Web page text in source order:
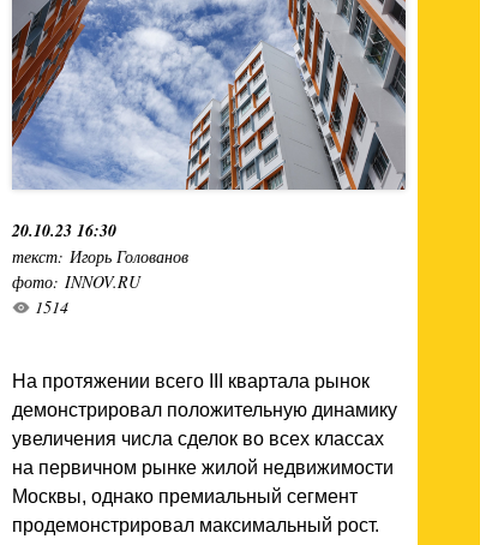
20.10.23 16:30
текст: Игорь Голованов
фото: INNOV.RU
1514
На протяжении всего III квартала рынок
демонстрировал положительную динамику
увеличения числа сделок во всех классах
на первичном рынке жилой недвижимости
Москвы, однако премиальный сегмент
продемонстрировал максимальный рост.